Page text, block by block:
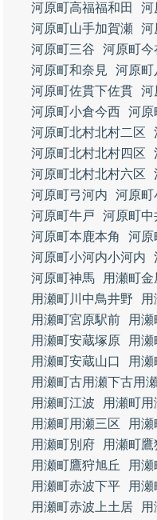
河原町高福福和田
河
河原町山手加賀瀬 河
河原町三谷
河原町今
河原町和奈見
河原町
河原町佐貫下佐貫 河
河原町小倉今西 河原
河原町北村北村二区
河原町北村北村四区
河原町北村北村六区
河原町弓河内
河原町
河原町牛戸
河原町中
河原町本鹿本角
河原
河原町小河内小河内
河原町神馬
用瀬町金
用瀬町川中鳥井野
用瀬町宮原駅前
用
用瀬町安蔵塚原
用瀬
用瀬町安蔵山口
用
用瀬町古用瀬下古用
用瀬町江波
用瀬町用
用瀬町用瀬三区
用
用瀬町別府
用瀬町
用瀬町鷹狩旭丘
用
用瀬町赤波下平
用
用瀬町赤波上土居